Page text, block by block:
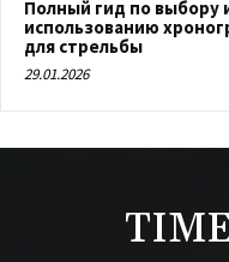
Полный гид по выбору
использованию
для стрельбы
29.01.2026